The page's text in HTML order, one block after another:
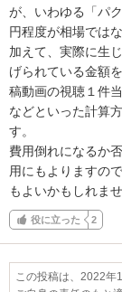
が、いわゆる「パ
円程度が相場では
加えて、実際に生
げられている金額
稿動画の視聴１件
などといった計算
す。
費用倒れになるか
用にもよりますの
もよいかもしれませ
役に立った 2
この投稿は、2022年